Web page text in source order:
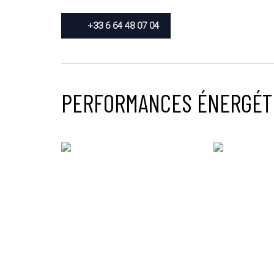
+33 6 64 48 07 04
PERFORMANCES